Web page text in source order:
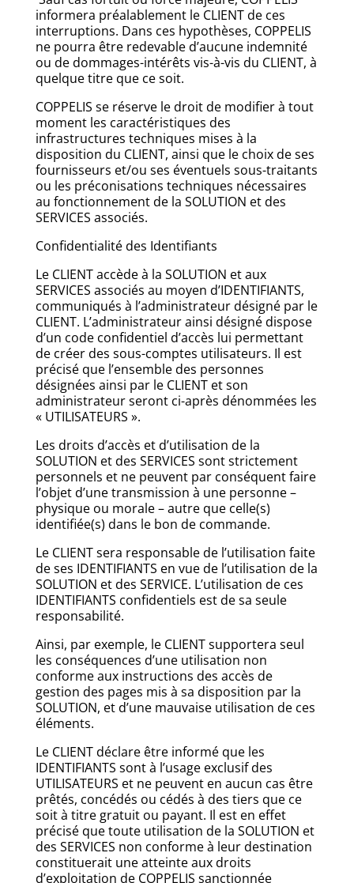
informera préalablement le CLIENT de ces
interruptions. Dans ces hypothèses, COPPELIS
ne pourra être redevable d’aucune indemnité
ou de dommages-intérêts vis-à-vis du CLIENT, à
quelque titre que ce soit.
COPPELIS se réserve le droit de modifier à tout
moment les caractéristiques des
infrastructures techniques mises à la
disposition du CLIENT, ainsi que le choix de ses
fournisseurs et/ou ses éventuels sous-traitants
ou les préconisations techniques nécessaires
au fonctionnement de la SOLUTION et des
SERVICES associés.
Confidentialité des Identifiants
Le CLIENT accède à la SOLUTION et aux
SERVICES associés au moyen d’IDENTIFIANTS,
communiqués à l’administrateur désigné par le
CLIENT. L’administrateur ainsi désigné dispose
d’un code confidentiel d’accès lui permettant
de créer des sous-comptes utilisateurs. Il est
précisé que l’ensemble des personnes
désignées ainsi par le CLIENT et son
administrateur seront ci-après dénommées les
« UTILISATEURS ».
Les droits d’accès et d’utilisation de la
SOLUTION et des SERVICES sont strictement
personnels et ne peuvent par conséquent faire
l’objet d’une transmission à une personne –
physique ou morale – autre que celle(s)
identifiée(s) dans le bon de commande.
Le CLIENT sera responsable de l’utilisation faite
de ses IDENTIFIANTS en vue de l’utilisation de la
SOLUTION et des SERVICE. L’utilisation de ces
IDENTIFIANTS confidentiels est de sa seule
responsabilité.
Ainsi, par exemple, le CLIENT supportera seul
les conséquences d’une utilisation non
conforme aux instructions des accès de
gestion des pages mis à sa disposition par la
SOLUTION, et d’une mauvaise utilisation de ces
éléments.
Le CLIENT déclare être informé que les
IDENTIFIANTS sont à l’usage exclusif des
UTILISATEURS et ne peuvent en aucun cas être
prêtés, concédés ou cédés à des tiers que ce
soit à titre gratuit ou payant. Il est en effet
précisé que toute utilisation de la SOLUTION et
des SERVICES non conforme à leur destination
constituerait une atteinte aux droits
d’exploitation de COPPELIS sanctionnée